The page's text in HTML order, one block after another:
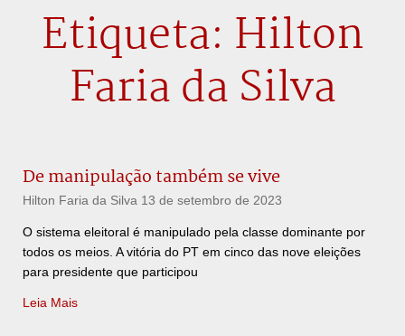
Etiqueta: Hilton
Faria da Silva
De manipulação também se vive
Hilton Faria da Silva 13 de setembro de 2023
O sistema eleitoral é manipulado pela classe dominante por
todos os meios. A vitória do PT em cinco das nove eleições
para presidente que participou
Leia Mais